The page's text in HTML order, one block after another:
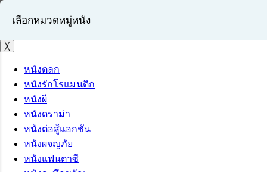
เข้าสู่ระบบ
สมัครสมาชิก
เลือกหมวดหมู่หนัง
╳
หนังตลก
หนังรักโรแมนติก
หนังผี
หนังดราม่า
หนังต่อสู้แอกชัน
หนังผจญภัย
หนังแฟนตาซี